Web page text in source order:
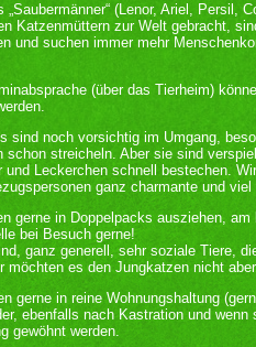
„Saubermänner“ (Lenor, Ariel, Persil,
Katzenmüttern zur Welt gebracht,
und suchen immer mehr
(über das Tierheim)
sind noch vorsichtig im Umgang,
schon streicheln. Aber sie sind
und Leckerchen schnell bestechen.
ganz charmante und
gerne in Doppelpacks ausziehen,
bei Besuch gerne!
ganz generell, sehr soziale Tiere,
möchten es den Jungkatzen nicht
gerne in reine Wohnungshaltung
ebenfalls nach Kastration und
gewöhnt werden.